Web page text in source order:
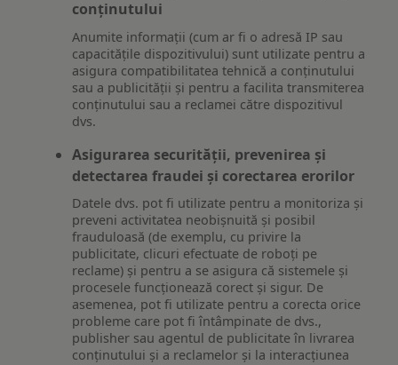
conținutului
Anumite informații (cum ar fi o adresă IP sau
capacitățile dispozitivului) sunt utilizate pentru a
asigura compatibilitatea tehnică a conținutului
sau a publicității și pentru a facilita transmiterea
conținutului sau a reclamei către dispozitivul
dvs.
Asigurarea securității, prevenirea și
detectarea fraudei și corectarea erorilor
Datele dvs. pot fi utilizate pentru a monitoriza și
preveni activitatea neobișnuită și posibil
frauduloasă (de exemplu, cu privire la
publicitate, clicuri efectuate de roboți pe
reclame) și pentru a se asigura că sistemele și
procesele funcționează corect și sigur. De
asemenea, pot fi utilizate pentru a corecta orice
probleme care pot fi întâmpinate de dvs.,
publisher sau agentul de publicitate în livrarea
conținutului și a reclamelor și la interacțiunea